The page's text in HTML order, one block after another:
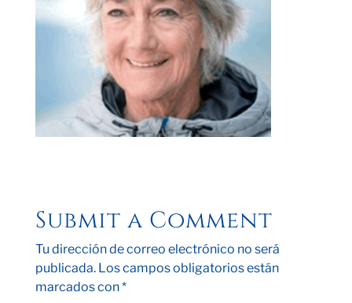
Submit a Comment
Tu dirección de correo electrónico no será
publicada. Los campos obligatorios están
marcados con*